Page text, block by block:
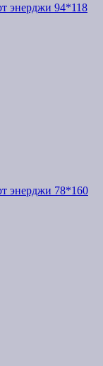
энерджи 94*118
энерджи 78*160